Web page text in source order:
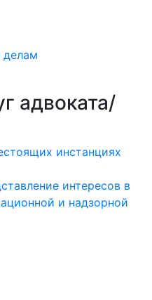
делам
адвоката/
инстанциях
интересов в
и надзорной